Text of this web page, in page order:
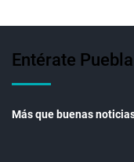
Entérate Puebla
Más que buenas